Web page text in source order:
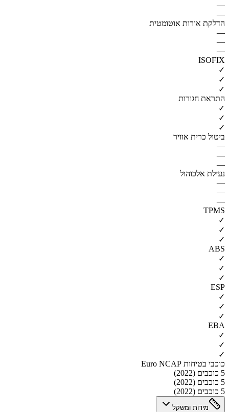
—
—
הדלקת אורות אוטומטית
—
—
—
ISOFIX
✓
✓
✓
התראת חגורות
✓
✓
✓
ביטול כרית אוויר
—
—
—
נעילת אלכוהול
—
—
—
TPMS
✓
✓
✓
ABS
✓
✓
✓
ESP
✓
✓
✓
EBA
✓
✓
✓
כוכבי בטיחות Euro NCAP
5 כוכבים (2022)
5 כוכבים (2022)
5 כוכבים (2022)
מידות ומשקל